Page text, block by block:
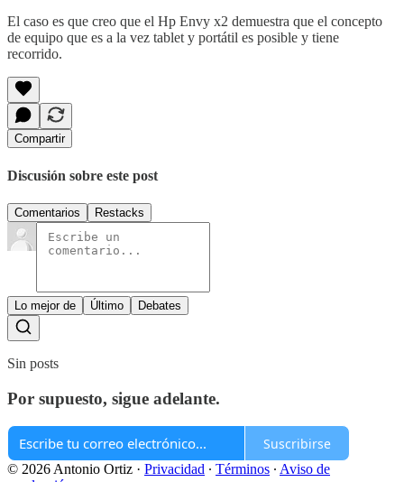
El caso es que creo que el Hp Envy x2 demuestra que el concepto
de equipo que es a la vez tablet y portátil es posible y tiene
recorrido.
Compartir
Discusión sobre este post
Comentarios Restacks
Lo mejor de Último Debates
Sin posts
Por supuesto, sigue adelante.
Suscribirse
© 2026 Antonio Ortiz · Privacidad ∙ Términos ∙ Aviso de